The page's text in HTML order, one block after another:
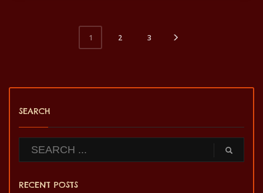
1 2 3
SEARCH
RECENT POSTS